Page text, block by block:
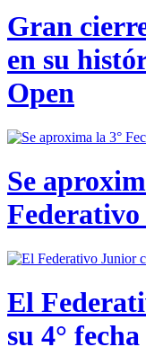
Gran
en su
Open
Se
El
su 4°